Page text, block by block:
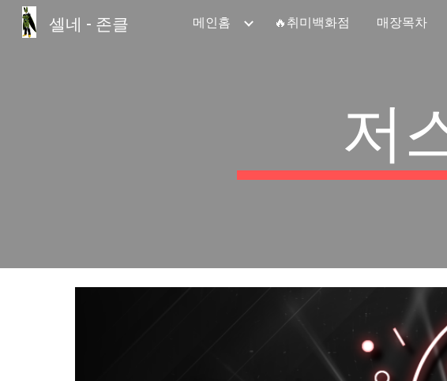
Skip to main content
셀네 - 존클 메인홈 🔥취미백화점 매장목차
저